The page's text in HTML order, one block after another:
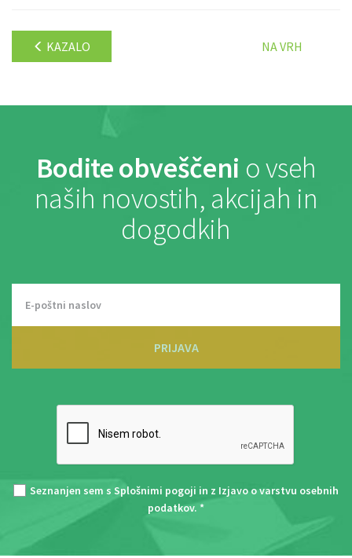
KAZALO NA VRH
Bodite obveščeni o vseh
naših novostih, akcijah in
dogodkih
PRIJAVA
Seznanjen sem s Splošnimi pogoji in z Izjavo o varstvu osebnih
podatkov. *